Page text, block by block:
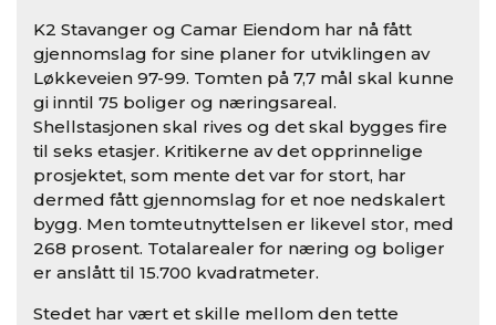
K2 Stavanger og Camar Eiendom har nå fått
gjennomslag for sine planer for utviklingen av
Løkkeveien 97-99. Tomten på 7,7 mål skal kunne
gi inntil 75 boliger og næringsareal.
Shellstasjonen skal rives og det skal bygges fire
til seks etasjer. Kritikerne av det opprinnelige
prosjektet, som mente det var for stort, har
dermed fått gjennomslag for et noe nedskalert
bygg. Men tomteutnyttelsen er likevel stor, med
268 prosent. Totalarealer for næring og boliger
er anslått til 15.700 kvadratmeter.
Stedet har vært et skille mellom den tette